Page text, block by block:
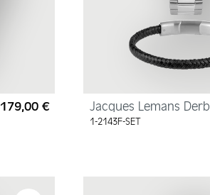
Regulärer Preis:
179,00 €
Jacques Lemans Derby
Set 1-2143
1-2143F-SET